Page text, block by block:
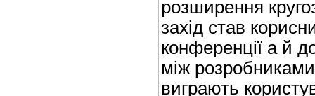
розширення
захід став
конференції а й
між
виграють